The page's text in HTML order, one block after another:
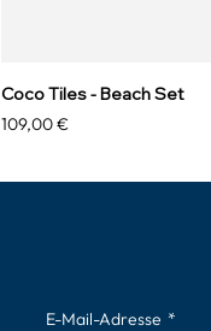
Coco Tiles - Beach Set
Preis
109,00 €
E-Mail-Adresse *